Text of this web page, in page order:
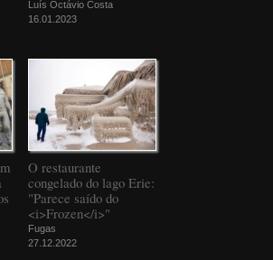
Luís Octávio Costa
16.01.2023
O restaurante
congelado do lago Erie:
"Parece saído do
<i>Frozen</i>"
Fugas
27.12.2022